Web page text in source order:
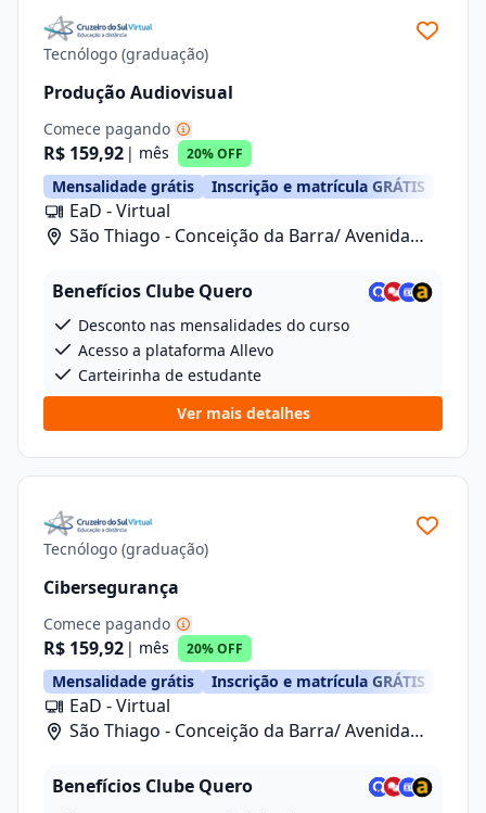
Tecnólogo (graduação)
Produção Audiovisual
Comece pagando
R$ 159,92 | mês 20% OFF
Mensalidade grátis Inscrição e matrícula GRÁTIS
EaD - Virtual
São Thiago - Conceição da Barra/ Avenida
Benefícios Clube Quero
Desconto nas mensalidades do curso
Acesso a plataforma Allevo
Carteirinha de estudante
Ver mais detalhes
Tecnólogo (graduação)
Cibersegurança
Comece pagando
R$ 159,92 | mês 20% OFF
Mensalidade grátis Inscrição e matrícula GRÁTIS
EaD - Virtual
São Thiago - Conceição da Barra/ Avenida
Benefícios Clube Quero